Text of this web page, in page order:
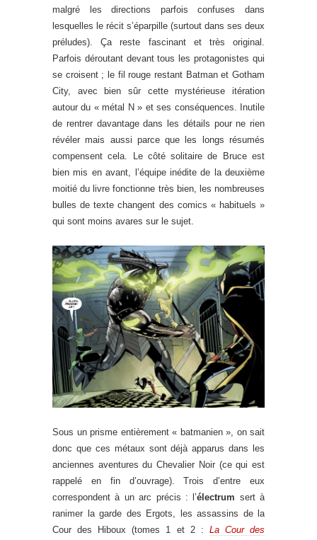
malgré les directions parfois confuses dans
lesquelles le récit s’éparpille (surtout dans ses deux
préludes). Ça reste fascinant et très original.
Parfois déroutant devant tous les protagonistes qui
se croisent ; le fil rouge restant Batman et Gotham
City, avec bien sûr cette mystérieuse itération
autour du « métal N » et ses conséquences. Inutile
de rentrer davantage dans les détails pour ne rien
révéler mais aussi parce que les longs résumés
compensent cela. Le côté solitaire de Bruce est
bien mis en avant, l’équipe inédite de la deuxième
moitié du livre fonctionne très bien, les nombreuses
bulles de texte changent des comics « habituels »
qui sont moins avares sur le sujet.
Sous un prisme entièrement « batmanien », on sait
donc que ces métaux sont déjà apparus dans les
anciennes aventures du Chevalier Noir (ce qui est
rappelé en fin d’ouvrage). Trois d’entre eux
correspondent à un arc précis : l’électrum sert à
ranimer la garde des Ergots, les assassins de la
Cour des Hiboux (tomes 1 et 2 : La Cour des